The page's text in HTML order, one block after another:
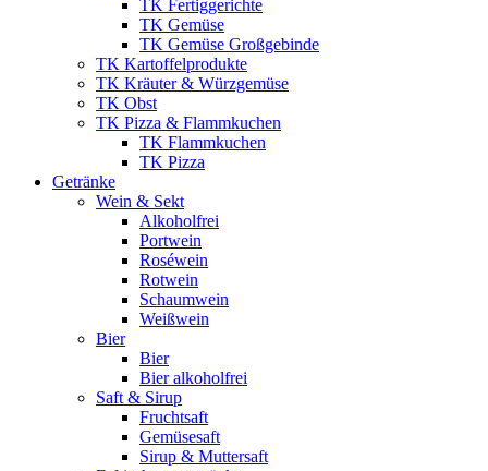
TK Fertiggerichte
TK Gemüse
TK Gemüse Großgebinde
TK Kartoffelprodukte
TK Kräuter & Würzgemüse
TK Obst
TK Pizza & Flammkuchen
TK Flammkuchen
TK Pizza
Getränke
Wein & Sekt
Alkoholfrei
Portwein
Roséwein
Rotwein
Schaumwein
Weißwein
Bier
Bier
Bier alkoholfrei
Saft & Sirup
Fruchtsaft
Gemüsesaft
Sirup & Muttersaft